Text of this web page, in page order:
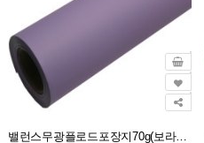
밸런스무광플로드포장지70g(보라21)30M